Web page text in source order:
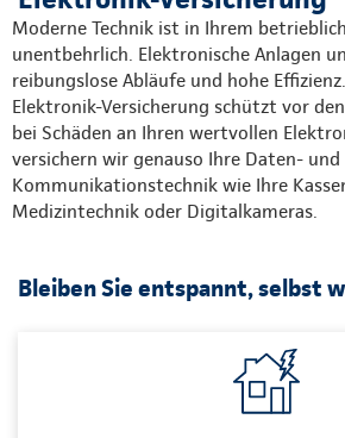
Moderne Technik ist in Ihrem
unentbehrlich. Elektronische Anlagen
reibungslose Abläufe und hohe
Elektronik-Versicherung schützt vor
bei Schäden an Ihren wertvollen
versichern wir genauso Ihre Daten- und
Kommunikationstechnik wie Ihre
Medizintechnik oder Digitalkameras.
Bleiben Sie entspannt, selbst